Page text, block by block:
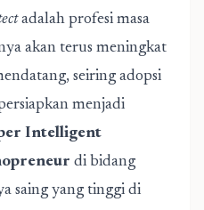
adalah profesi masa
akan terus meningkat
seiring adopsi
menjadi
Intelligent
di bidang
saing yang tinggi di